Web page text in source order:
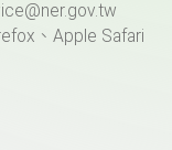
、Apple Safari